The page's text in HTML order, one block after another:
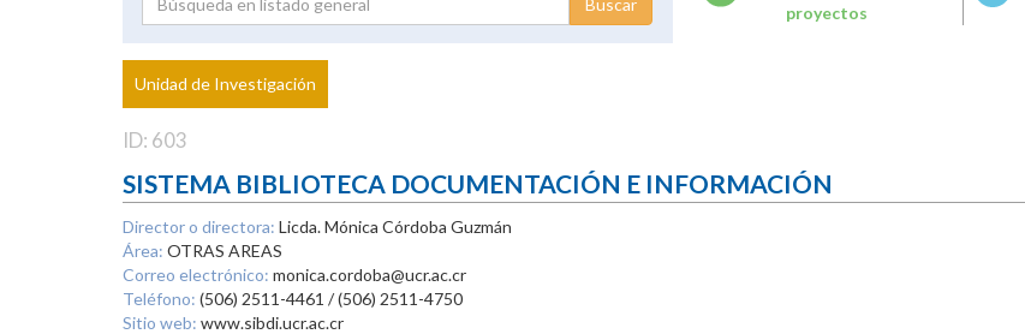
Proyecto
Investigador
proyectos
Unidad de Investigación
ID: 603
SISTEMA BIBLIOTECA DOCUMENTACIÓN E INFORMACIÓN
Director o directora: Licda. Mónica Córdoba Guzmán
Área: OTRAS AREAS
Correo electrónico: monica.cordoba@ucr.ac.cr
Teléfono: (506) 2511-4461 / (506) 2511-4750
Sitio web: www.sibdi.ucr.ac.cr